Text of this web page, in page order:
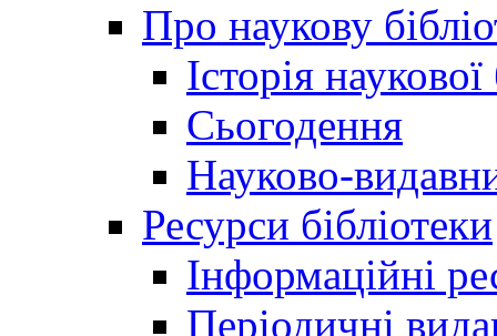
Про наукову
Історія
Сьогодення
Науково-
Ресурси бібліотеки
Інформаційні
Періодичні